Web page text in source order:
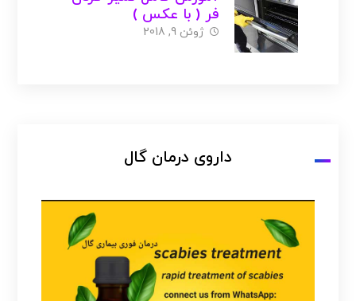
فر ( با عکس )
ژوئن 9, 2018
داروی درمان گال